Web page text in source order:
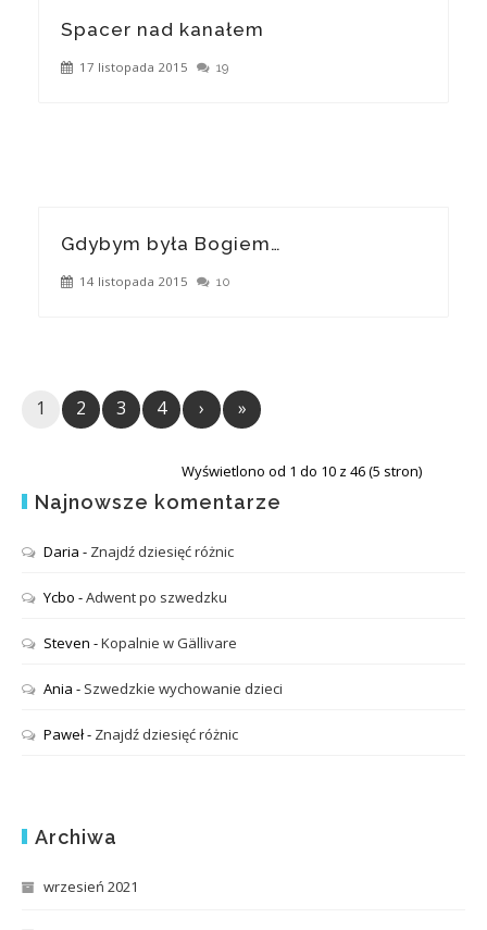
Spacer nad kanałem
17 listopada 2015 19
Gdybym była Bogiem…
14 listopada 2015 10
1 2 3 4 › »
Wyświetlono od 1 do 10 z 46 (5 stron)
Najnowsze komentarze
Daria - Znajdź dziesięć różnic
Ycbo -Adwent po szwedzku
Steven -Kopalnie w Gällivare
Ania - Szwedzkie wychowanie dzieci
Paweł- Znajdź dziesięć różnic
Archiwa
wrzesień 2021